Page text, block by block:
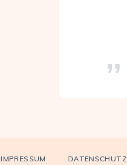
IMPRESSUM DATENSCHUTZ